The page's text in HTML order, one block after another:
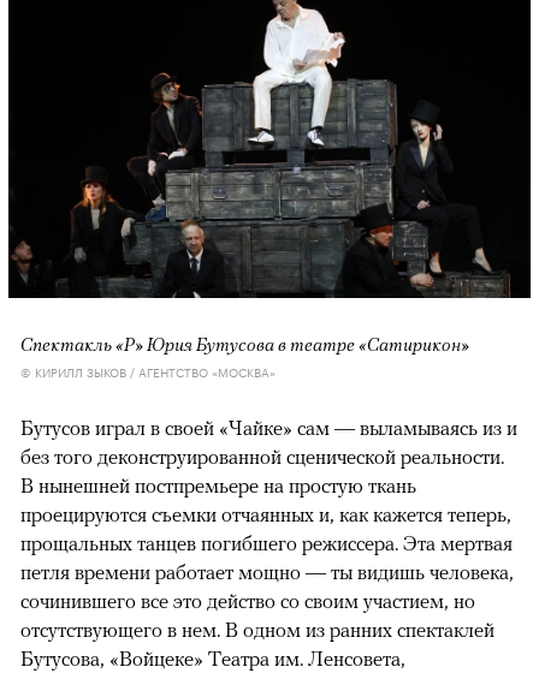
Спектакль «Р» Юрия Бутусова в театре «Сатирикон»
© КИРИЛЛ ЗЫКОВ / АГЕНТСТВО «МОСКВА»
Бутусов играл в своей «Чайке» сам — выламываясь из и
без того деконструированной сценической реальности.
В нынешней постпремьере на простую ткань
проецируются съемки отчаянных и, как кажется теперь,
прощальных танцев погибшего режиссера. Эта мертвая
петля времени работает мощно — ты видишь человека,
сочинившего все это действо со своим участием, но
отсутствующего в нем. В одном из ранних спектаклей
Бутусова, «Войцеке» Театра им. Ленсовета,